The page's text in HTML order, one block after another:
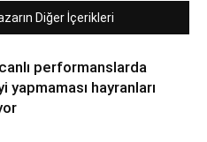
Diğer İçerikleri
performanslarda
yapmaması hayranları